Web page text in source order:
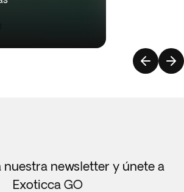
nuestra newsletter y únete a
Exoticca GO